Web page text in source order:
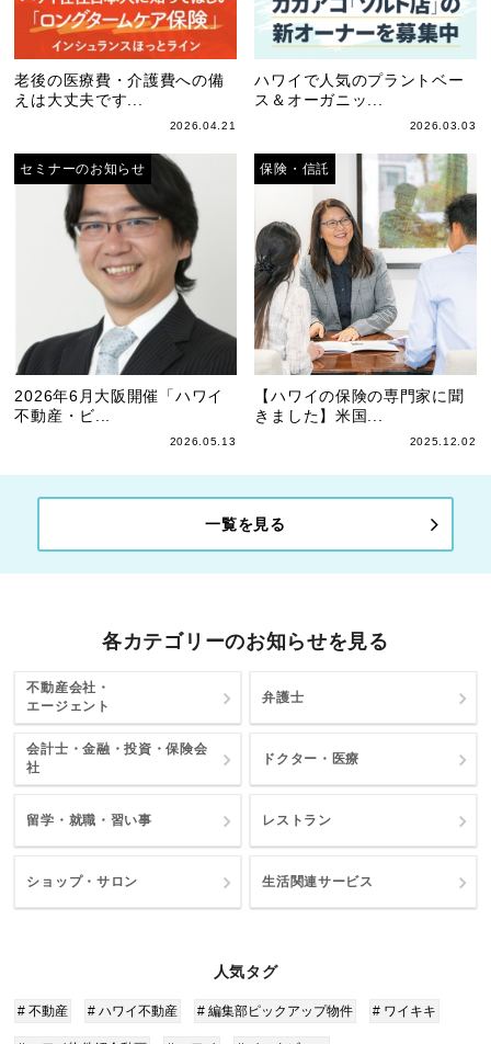
老後の医療費・介護費への備
えは大丈夫です...
2026.04.21
ハワイで人気のプラントベー
ス＆オーガニッ...
2026.03.03
セミナーのお知らせ
2026年6月大阪開催「ハワイ
不動産・ビ...
2026.05.13
保険・信託
【ハワイの保険の専門家に聞
きました】米国...
2025.12.02
一覧を見る
各カテゴリーのお知らせを見る
不動産会社・
エージェント
弁護士
会計士・金融・投資・保険会
社
ドクター・医療
留学・就職・習い事 レストラン
ショップ・サロン 生活関連サービス
人気タグ
# 不動産 # ハワイ不動産 # 編集部ピックアップ物件 # ワイキキ